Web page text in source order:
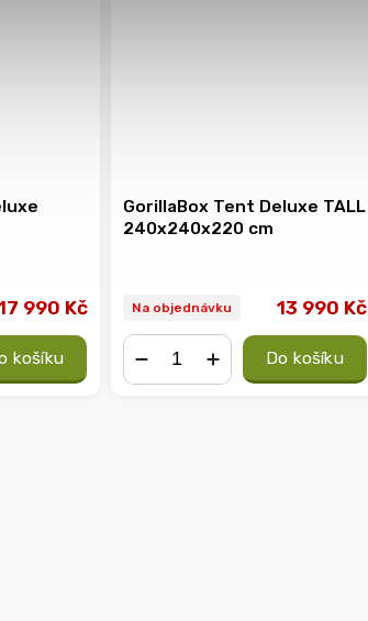
990 Kč
košíku
GorillaBox Tent Deluxe TALL
240x240x220 cm
Na objednávku 13 990 Kč
Do košíku